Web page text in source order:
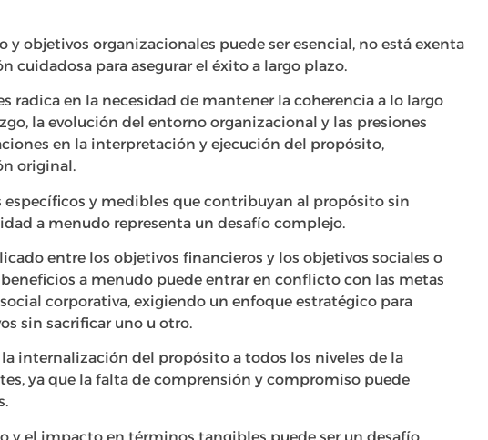
objetivos organizacionales puede ser esencial, no está exenta
cuidadosa para asegurar el éxito a largo plazo.
radica en la necesidad de mantener la coherencia a lo largo
la evolución del entorno organizacional y las presiones
en la interpretación y ejecución del propósito,
original.
y medibles que contribuyan al propósito sin
a menudo representa un desafío complejo.
entre los objetivos financieros y los objetivos sociales o
a menudo puede entrar en conflicto con las metas
corporativa, exigiendo un enfoque estratégico para
sin sacrificar uno u otro.
internalización del propósito a todos los niveles de la
ya que la falta de comprensión y compromiso puede